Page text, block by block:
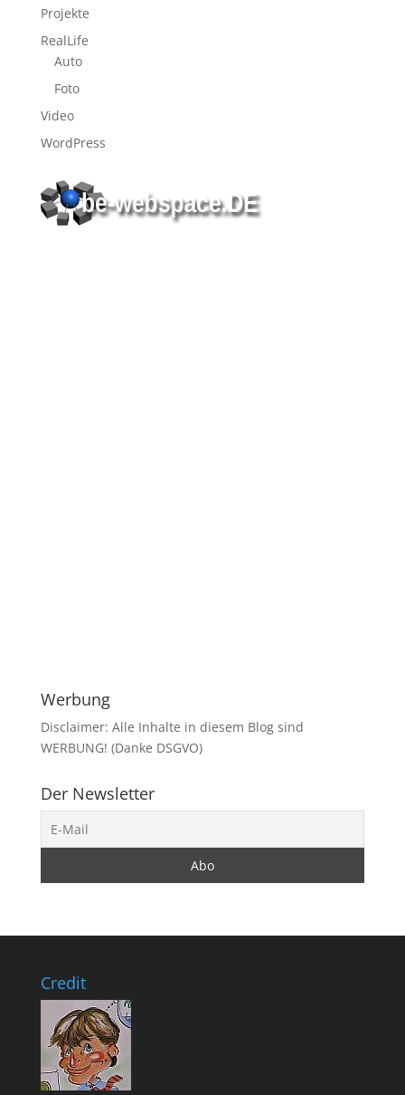
Projekte
RealLife
Auto
Foto
Video
WordPress
Werbung
Disclaimer: Alle Inhalte in diesem Blog sind
WERBUNG! (Danke DSGVO)
Der Newsletter
Credit